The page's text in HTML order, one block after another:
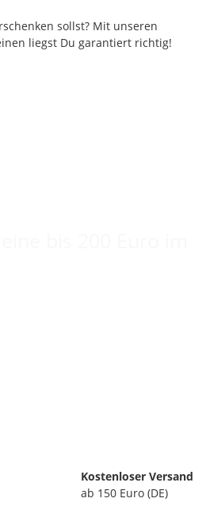
Kostenloser Versand
ab 150 Euro (DE)